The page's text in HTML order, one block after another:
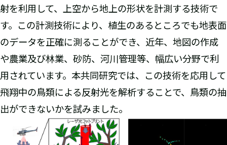
射を利用して、上空から地上の形状を計測する技術で
す。この計測技術により、植生のあるところでも地表面
のデータを正確に測ることができ、近年、地図の作成
や農業及び林業、砂防、河川管理等、幅広い分野で利
用されています。本共同研究では、この技術を応用して
飛翔中の鳥類による反射光を解析することで、鳥類の抽
出ができないかを試みました。